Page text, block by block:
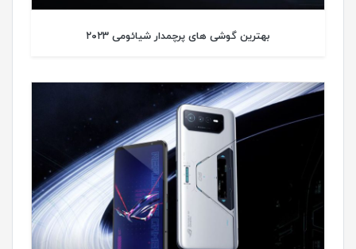
بهترین گوشی های پرچمدار شیائومی ۲۰۲۳